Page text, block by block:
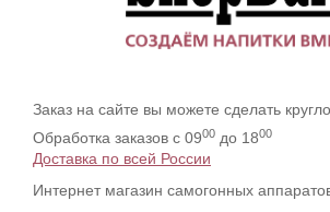
Заказ на сайте вы можете сделать
Обработка заказов с 0900 до 1800
Доставка по всей России
Интернет магазин самогонных